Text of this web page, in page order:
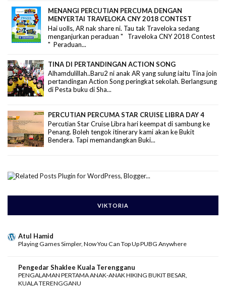
MENANGI PERCUTIAN PERCUMA DENGAN
MENYERTAI TRAVELOKA CNY 2018 CONTEST
Hai uolls, AR nak share ni. Tau tak Traveloka sedang
menganjurkan peraduan " Traveloka CNY 2018 Contest
" Peraduan...
TINA DI PERTANDINGAN ACTION SONG
Alhamdulillah..Baru2 ni anak AR yang sulung iaitu Tina join
pertandingan Action Song peringkat sekolah. Berlangsung
di Pesta buku di Sha...
PERCUTIAN PERCUMA STAR CRUISE LIBRA DAY 4
Percutian Star Cruise Libra hari keempat di sambung ke
Penang. Boleh tengok itinerary kami akan ke Bukit
Bendera. Tapi memandangkan Buki...
VIKTORIA
Atul Hamid
Playing Games Simpler, Now You Can Top Up PUBG Anywhere
Pengedar Shaklee Kuala Terengganu
PENGALAMAN PERTAMA ANAK-ANAK HIKING BUKIT BESAR,
KUALA TERENGGANU